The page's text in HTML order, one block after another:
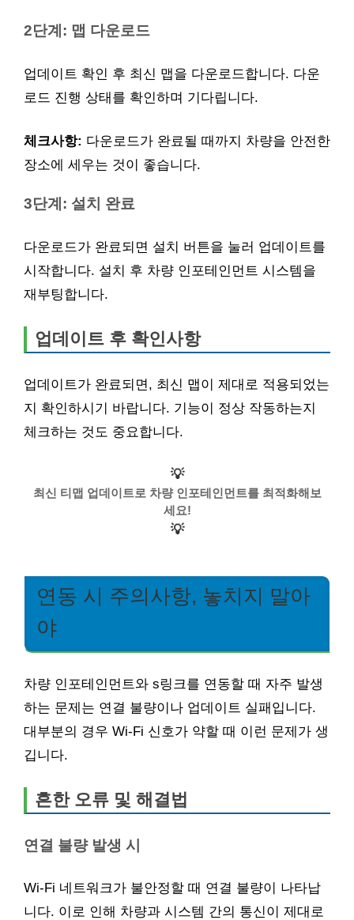
2단계: 맵 다운로드
업데이트 확인 후 최신 맵을 다운로드합니다. 다운
로드 진행 상태를 확인하며 기다립니다.
체크사항: 다운로드가 완료될 때까지 차량을 안전한
장소에 세우는 것이 좋습니다.
3단계: 설치 완료
다운로드가 완료되면 설치 버튼을 눌러 업데이트를
시작합니다. 설치 후 차량 인포테인먼트 시스템을
재부팅합니다.
업데이트 후 확인사항
업데이트가 완료되면, 최신 맵이 제대로 적용되었는
지 확인하시기 바랍니다. 기능이 정상 작동하는지
체크하는 것도 중요합니다.
💡
최신 티맵 업데이트로 차량 인포테인먼트를 최적화해보
세요!
💡
연동 시 주의사항, 놓치지 말아
야
차량 인포테인먼트와 s링크를 연동할 때 자주 발생
하는 문제는 연결 불량이나 업데이트 실패입니다.
대부분의 경우 Wi-Fi 신호가 약할 때 이런 문제가 생
깁니다.
흔한 오류 및 해결법
연결 불량 발생 시
Wi-Fi 네트워크가 불안정할 때 연결 불량이 나타납
니다. 이로 인해 차량과 시스템 간의 통신이 제대로